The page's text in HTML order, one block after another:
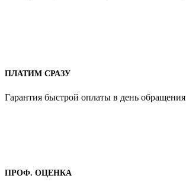
ПЛАТИМ СРАЗУ
Гарантия быстрой оплаты в день обращения
ПРОФ. ОЦЕНКА